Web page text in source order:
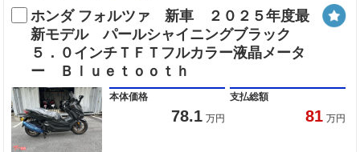
ホンダ フォルツァ 新車 ２０２５年度最
新モデル パールシャイニングブラック
５．０インチＴＦＴフルカラー液晶メータ
ー Ｂｌｕｅｔｏｏｔｈ
本体価格
78.1 万円
支払総額
81 万円